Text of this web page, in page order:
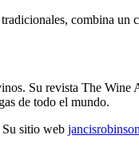
combina un
Su revista The
de todo el mundo.
Su sitio web